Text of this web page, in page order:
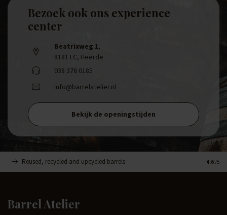
Bezoek ook ons experience
center
Beatrixweg 1,
8181 LC, Heerde
038 376 0185
info@barrelatelier.nl
Bekijk de openingstijden
Reused, recycled and upcycled barrels 4.6 /5
Barrel Atelier